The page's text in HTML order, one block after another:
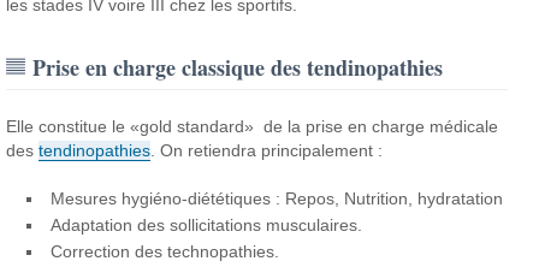
les stades IV voire III chez les sportifs.
Prise en charge classique des tendinopathies
Elle constitue le «gold standard» de la prise en charge médicale
destendinopathies. On retiendra principalement :
Mesures hygiéno-diététiques : Repos, Nutrition, hydratation
Adaptation des sollicitations musculaires.
Correction des technopathies.